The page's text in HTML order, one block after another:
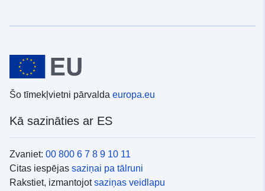
Šo tīmekļvietni pārvalda europa.eu
Kā sazināties ar ES
Zvaniet: 00 800 6 7 8 9 10 11
Citas iespējas saziņai pa tālruni
Rakstiet, izmantojotsaziņas veidlapu